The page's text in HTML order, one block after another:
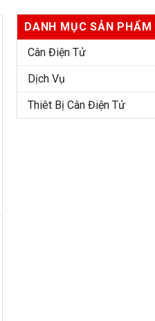
DANH MỤC SẢN PHẨM
Cân Điện Tử
Dịch Vụ
Thiêt Bị Cân Điện Tử